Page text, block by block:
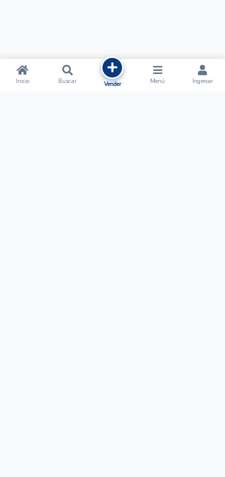
Inicio Buscar Vender Menú Ingresar